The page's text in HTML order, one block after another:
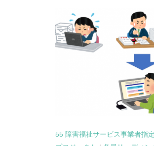
55 障害福祉サービス事業者指